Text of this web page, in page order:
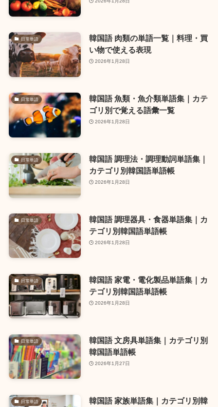
日常単語
韓国語 肉類の単語一覧｜料理・買
い物で使える表現
2026年1月28日
日常単語
韓国語 魚類・魚介類単語集｜カテ
ゴリ別で覚える語彙一覧
2026年1月28日
日常単語
韓国語 調理法・調理動詞単語集｜
カテゴリ別韓国語単語帳
2026年1月28日
日常単語
韓国語 調理器具・食器単語集｜カ
テゴリ別韓国語単語帳
2026年1月28日
日常単語
韓国語 家電・電化製品単語集｜カ
テゴリ別韓国語単語帳
2026年1月28日
日常単語
韓国語 文房具単語集｜カテゴリ別
韓国語単語帳
2026年1月27日
日常単語
韓国語 家族単語集｜カテゴリ別韓